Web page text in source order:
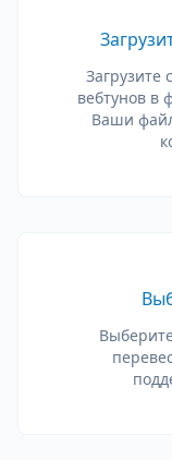
Загрузите
вебтунов в
Ваши